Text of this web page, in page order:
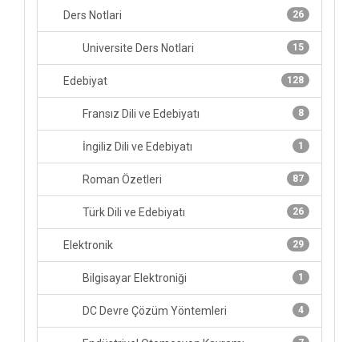
26
Ders Notlari
15
Universite Ders Notlari
128
Edebiyat
8
Fransız Dili ve Edebiyatı
1
İngiliz Dili ve Edebiyatı
87
Roman Özetleri
26
Türk Dili ve Edebiyatı
29
Elektronik
1
Bilgisayar Elektroniği
4
DC Devre Çözüm Yöntemleri